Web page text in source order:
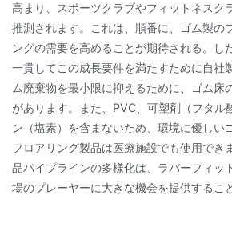
高まり、スポーツクラブやフィットネスク
推測されます。これは、順番に、ゴム製の
ングの需要を高めることが期待される。し
一貫してこの成長要件を満たすために自社
ム廃棄物を最小限に抑えるために、ゴム床
があります。また、PVC、可塑剤（フタル
ン（塩素）を含まないため、環境に優しい
フロアリング製品は医療施設でも使用でき
品パイプラインの多様化は、ラバーフィッ
場のプレーヤーに大きな機会を提供するこ